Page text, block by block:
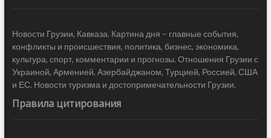
Новости Грузии, Кавказа. Картина дня – главные события,
конфликты и происшествия, политика, бизнес, экономика,
культура, спорт, комментарии и прогнозы. Отношения Грузии с
Украиной, Арменией, Азербайджаном, Турцией, Россией, США
и ЕС. Новости туризма и достопримечательности Грузии.
Правила цитирования